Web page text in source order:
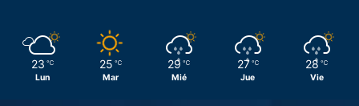
23 ℃
Lun
25 ℃
Mar
29 ℃
Mié
27 ℃
Jue
28 ℃
Vie